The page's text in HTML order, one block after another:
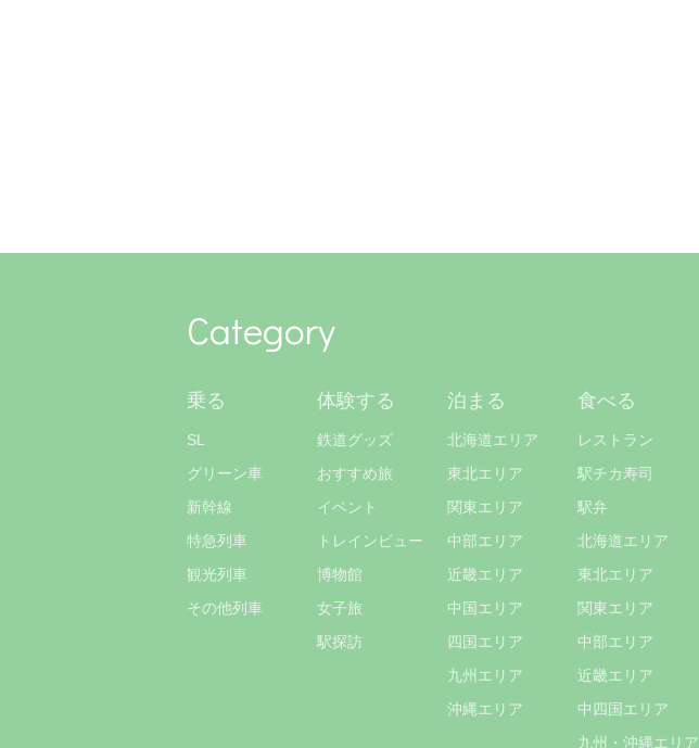
Category
乗る
SL
グリーン車
新幹線
特急列車
観光列車
その他列車
体験する
鉄道グッズ
おすすめ旅
イベント
トレインビュー
博物館
女子旅
駅探訪
泊まる
北海道エリア
東北エリア
関東エリア
中部エリア
近畿エリア
中国エリア
四国エリア
九州エリア
沖縄エリア
食べる
レストラン
駅チカ寿司
駅弁
北海道エリア
東北エリア
関東エリア
中部エリア
近畿エリア
中四国エリア
九州・沖縄エリア